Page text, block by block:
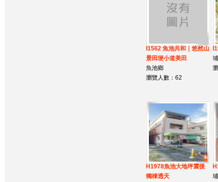
I1562 魚池共和｜悠然山
景田埂小道美田
魚池鄉
瀏覽人數：62
H1978魚池大地坪震後
獨棟透天